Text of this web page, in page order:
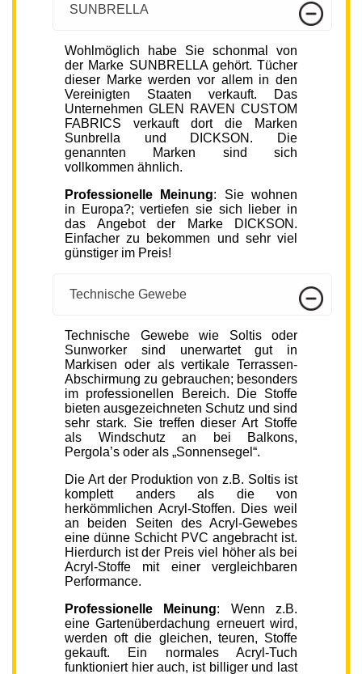
SUNBRELLA
Wohlmöglich habe Sie schonmal von
der Marke SUNBRELLA gehört. Tücher
dieser Marke werden vor allem in den
Vereinigten Staaten verkauft. Das
Unternehmen GLEN RAVEN CUSTOM
FABRICS verkauft dort die Marken
Sunbrella und DICKSON. Die
genannten Marken sind sich
vollkommen ähnlich.
Professionelle Meinung: Sie wohnen
in Europa?; vertiefen sie sich lieber in
das Angebot der Marke DICKSON.
Einfacher zu bekommen und sehr viel
günstiger im Preis!
Technische Gewebe
Technische Gewebe wie Soltis oder
Sunworker sind unerwartet gut in
Markisen oder als vertikale Terrassen-
Abschirmung zu gebrauchen; besonders
im professionellen Bereich. Die Stoffe
bieten ausgezeichneten Schutz und sind
sehr stark. Sie treffen dieser Art Stoffe
als Windschutz an bei Balkons,
Pergola’s oder als „Sonnensegel“.
Die Art der Produktion von z.B. Soltis ist
komplett anders als die von
herkömmlichen Acryl-Stoffen. Dies weil
an beiden Seiten des Acryl-Gewebes
eine dünne Schicht PVC angebracht ist.
Hierdurch ist der Preis viel höher als bei
Acryl-Stoffe mit einer vergleichbaren
Performance.
Professionelle Meinung: Wenn z.B.
eine Gartenüberdachung erneuert wird,
werden oft die gleichen, teuren, Stoffe
gekauft. Ein normales Acryl-Tuch
funktioniert hier auch, ist billiger und last